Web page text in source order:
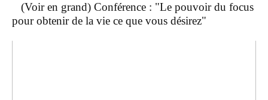
(Voir en grand) Conférence : "Le pouvoir du focus
pour obtenir de la vie ce que vous désirez"